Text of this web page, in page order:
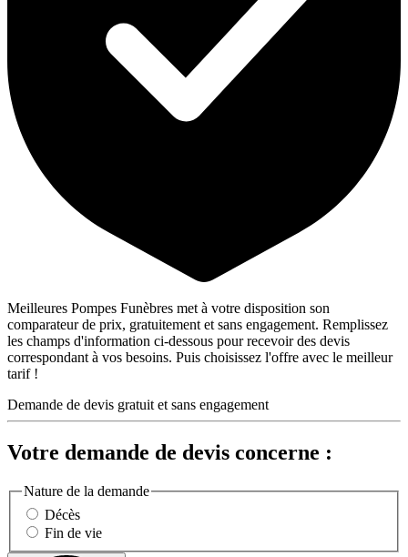
Meilleures Pompes Funèbres met à votre disposition son
comparateur de prix, gratuitement et sans engagement. Remplissez
les champs d'information ci-dessous pour recevoir des devis
correspondant à vos besoins. Puis choisissez l'offre avec le meilleur
tarif !
Demande de devis gratuit et sans engagement
Votre demande de devis concerne :
Nature de la demande
Décès
Fin de vie